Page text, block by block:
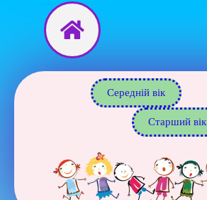
Перейти
Середній вік
Старший вік